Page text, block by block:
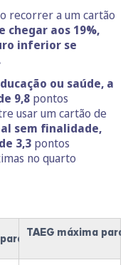
recorrer a um cartão
chegar aos 19%,
inferior se
ou saúde, a
9,8 pontos
usar um cartão de
sem finalidade,
3,3 pontos
no quarto
para o 3º trimestre de
TAEG máxima